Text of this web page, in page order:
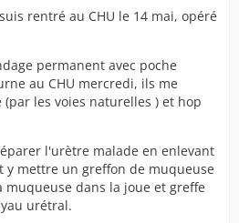
rentré au CHU le 14 mai, opéré
permanent avec poche
au CHU mercredi, ils me
les voies naturelles ) et hop
l'urètre malade en enlevant
y mettre un greffon de muqueuse
muqueuse dans la joue et greffe
urétral.